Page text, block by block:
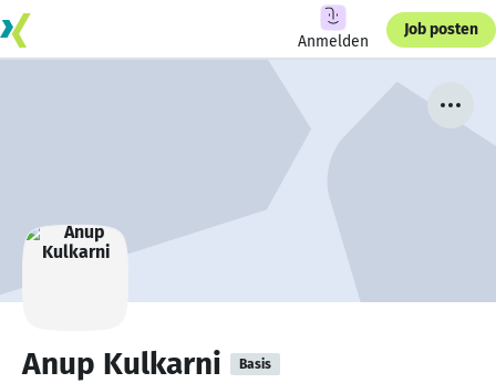
Anmelden
Job posten
Anup Kulkarni Basis